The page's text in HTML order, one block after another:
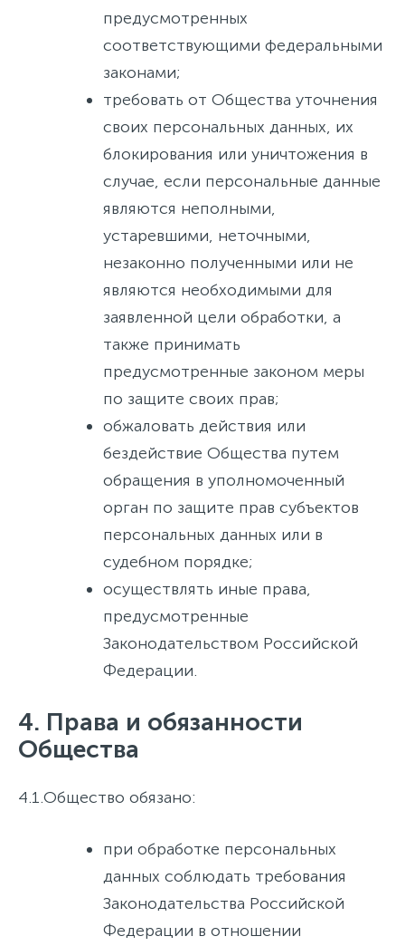
предусмотренных
соответствующими федеральными
законами;
требовать от Общества уточнения
своих персональных данных, их
блокирования или уничтожения в
случае, если персональные данные
являются неполными,
устаревшими, неточными,
незаконно полученными или не
являются необходимыми для
заявленной цели обработки, а
также принимать
предусмотренные законом меры
по защите своих прав;
обжаловать действия или
бездействие Общества путем
обращения в уполномоченный
орган по защите прав субъектов
персональных данных или в
судебном порядке;
осуществлять иные права,
предусмотренные
Законодательством Российской
Федерации.
4. Права и обязанности
Общества
4.1.Общество обязано:
при обработке персональных
данных соблюдать требования
Законодательства Российской
Федерации в отношении